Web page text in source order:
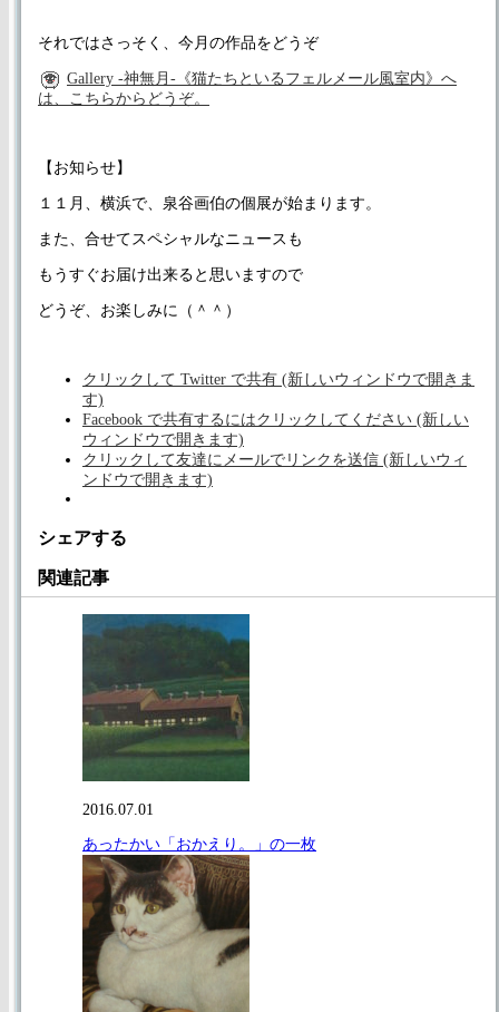
それではさっそく、今月の作品をどうぞ
Gallery -神無月-《猫たちといるフェルメール風室内》へ
は、こちらからどうぞ。
【お知らせ】
１１月、横浜で、泉谷画伯の個展が始まります。
また、合せてスペシャルなニュースも
もうすぐお届け出来ると思いますので
どうぞ、お楽しみに（＾＾）
クリックして Twitter で共有 (新しいウィンドウで開きま
す)
Facebook で共有するにはクリックしてください (新しい
ウィンドウで開きます)
クリックして友達にメールでリンクを送信 (新しいウィ
ンドウで開きます)
シェアする
関連記事
2016.07.01
あったかい「おかえり。」の一枚